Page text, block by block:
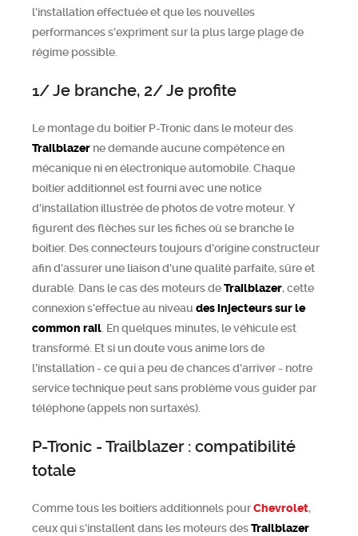
l'installation effectuée et que les nouvelles
performances s'expriment sur la plus large plage de
régime possible.
1/ Je branche, 2/ Je profite
Le montage du boitier P-Tronic dans le moteur des
Trailblazer ne demande aucune compétence en
mécanique ni en électronique automobile. Chaque
boitier additionnel est fourni avec une notice
d'installation illustrée de photos de votre moteur. Y
figurent des flèches sur les fiches où se branche le
boitier. Des connecteurs toujours d'origine constructeur
afin d'assurer une liaison d'une qualité parfaite, sûre et
durable. Dans le cas des moteurs deTrailblazer, cette
connexion s'effectue au niveau des injecteurs sur le
common rail . En quelques minutes, le véhicule est
transformé. Et si un doute vous anime lors de
l'installation - ce qui a peu de chances d'arriver - notre
service technique peut sans problème vous guider par
téléphone (appels non surtaxés).
P-Tronic - Trailblazer : compatibilité
totale
Comme tous les boitiers additionnels pourChevrolet,
ceux qui s'installent dans les moteurs desTrailblazer